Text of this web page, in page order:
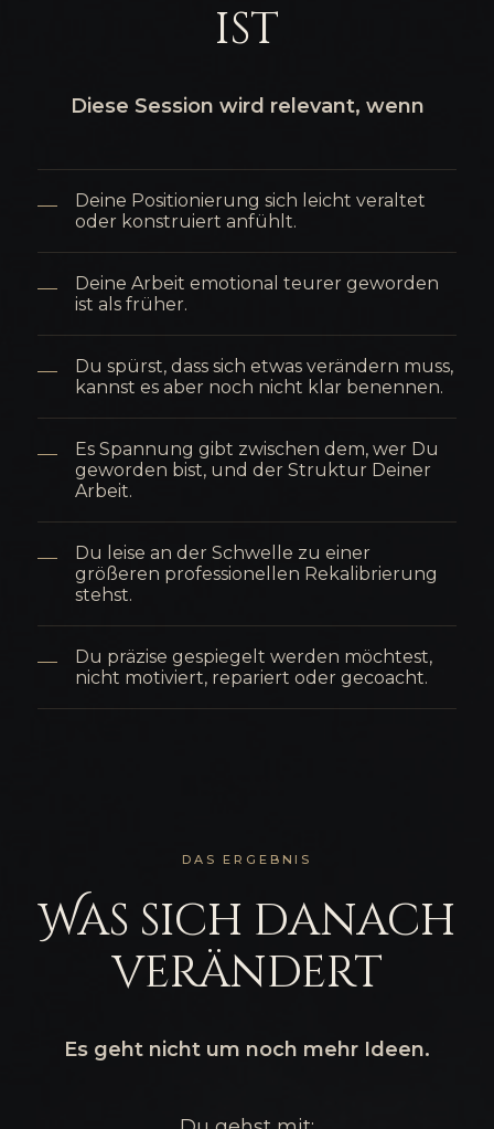
ist
Diese Session wird relevant, wenn
Deine Positionierung sich leicht veraltet
oder konstruiert anfühlt.
Deine Arbeit emotional teurer geworden
ist als früher.
Du spürst, dass sich etwas verändern muss,
kannst es aber noch nicht klar benennen.
Es Spannung gibt zwischen dem, wer Du
geworden bist, und der Struktur Deiner
Arbeit.
Du leise an der Schwelle zu einer
größeren professionellen Rekalibrierung
stehst.
Du präzise gespiegelt werden möchtest,
nicht motiviert, repariert oder gecoacht.
DAS ERGEBNIS
Was sich danach
verändert
Es geht nicht um noch mehr Ideen.